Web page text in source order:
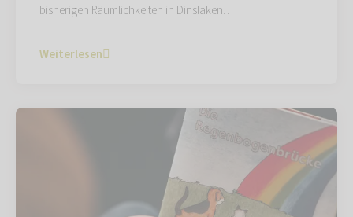
bisherigen Räumlichkeiten in Dinslaken…
Weiterlesen